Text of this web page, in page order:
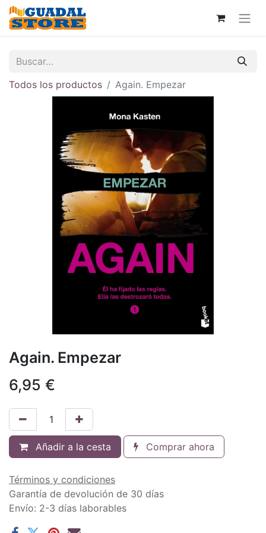
Todos los productos Again. Empezar
Again. Empezar
6,95 €
Añadir a la cesta Comprar ahora
Términos y condiciones
Garantía de devolución de 30 días
Envío: 2-3 días laborables